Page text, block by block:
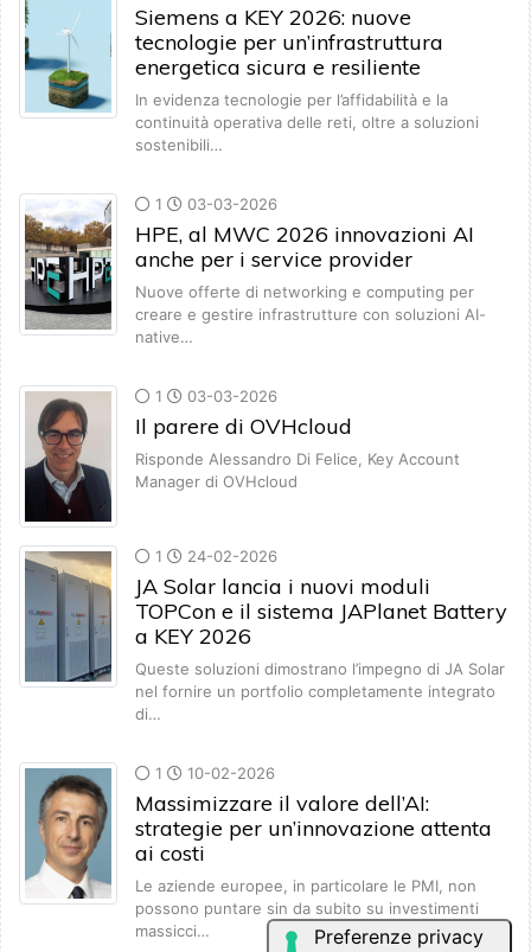
Siemens a KEY 2026: nuove
tecnologie per un’infrastruttura
energetica sicura e resiliente
In evidenza tecnologie per l’affidabilità e la
continuità operativa delle reti, oltre a soluzioni
sostenibili…
1 03-03-2026
HPE, al MWC 2026 innovazioni AI
anche per i service provider
Nuove offerte di networking e computing per
creare e gestire infrastrutture con soluzioni AI-
native…
1 03-03-2026
Il parere di OVHcloud
Risponde Alessandro Di Felice, Key Account
Manager di OVHcloud
1 24-02-2026
JA Solar lancia i nuovi moduli
TOPCon e il sistema JAPlanet Battery
a KEY 2026
Queste soluzioni dimostrano l’impegno di JA Solar
nel fornire un portfolio completamente integrato
di…
1 10-02-2026
Massimizzare il valore dell’AI:
strategie per un’innovazione attenta
ai costi
Le aziende europee, in particolare le PMI, non
possono puntare sin da subito su investimenti
massicci…